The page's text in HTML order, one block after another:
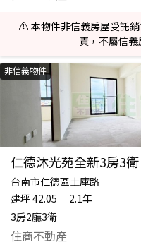
⚠️ 本物件非信義房屋受託
責，不屬信義
非信義物件
仁德沐光苑全新3房3衛
台南市仁德區土庫路
建坪 42.05
2.1年
3房2廳3衛
住商不動產